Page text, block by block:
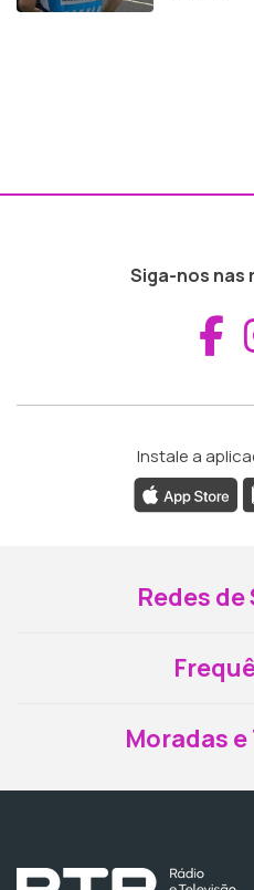
Siga-nos nas
Instale a
Redes
Moradas